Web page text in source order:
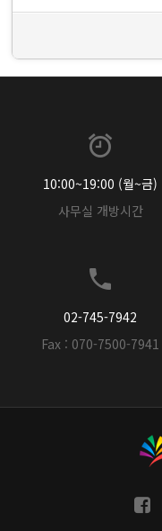
10:00~19:00 (월~금)
사무실 개방시간
02-745-7942
Fax : 070-7500-7941